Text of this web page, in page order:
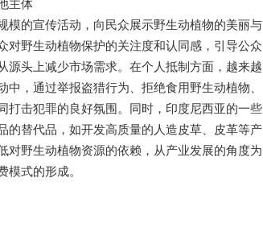
主体
的宣传活动，向民众展示野生动植物的美丽与
对野生动植物保护的关注度和认同感，引导公众
源头上减少市场需求。在个人抵制方面，越来越
，通过举报盗猎行为、拒绝食用野生动植物、
打击犯罪的良好氛围。同时，印度尼西亚的一些
的替代品，如开发高质量的人造皮草、皮革等产
对野生动植物资源的依赖，从产业发展的角度为
式的形成。